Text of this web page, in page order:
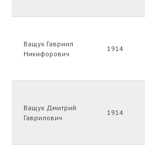
Ващук Гавриил
Никифорович
1914
Ващук Дмитрий
Гаврилович
1914